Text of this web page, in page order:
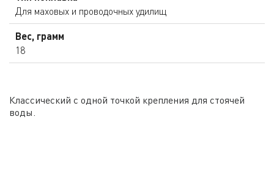
Для маховых и проводочных удилищ
Вес, грамм
18
Классический с одной точкой крепления для стоячей
воды.